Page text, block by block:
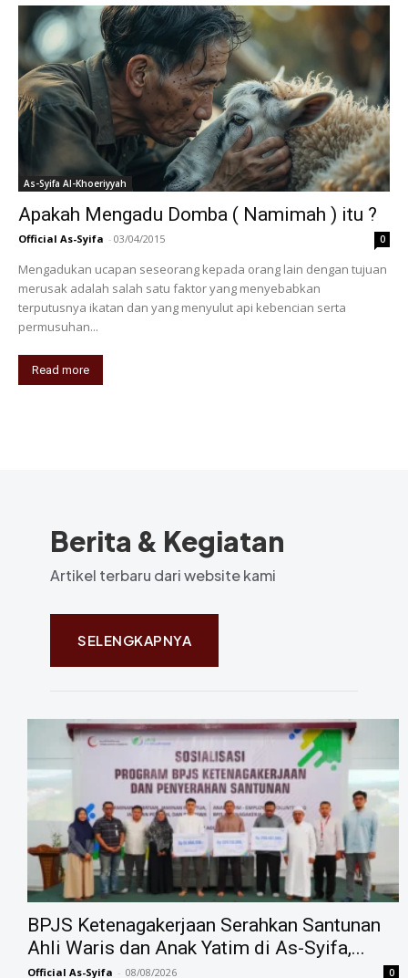
As-Syifa Al-Khoeriyyah
Apakah Mengadu Domba ( Namimah ) itu ?
Official As-Syifa - 03/04/2015 0
Mengadukan ucapan seseorang kepada orang lain dengan tujuan
merusak adalah salah satu faktor yang menyebabkan
terputusnya ikatan dan yang menyulut api kebencian serta
permusuhan...
Read more
Berita & Kegiatan
Artikel terbaru dari website kami
SELENGKAPNYA
BPJS Ketenagakerjaan Serahkan Santunan
Ahli Waris dan Anak Yatim di As-Syifa,...
Official As-Syifa - 08/08/2026 0